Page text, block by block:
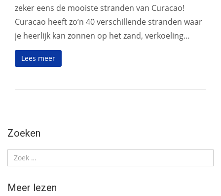
zeker eens de mooiste stranden van Curacao!
Curacao heeft zo’n 40 verschillende stranden waar
je heerlijk kan zonnen op het zand, verkoeling…
Lees meer
Zoeken
Meer lezen